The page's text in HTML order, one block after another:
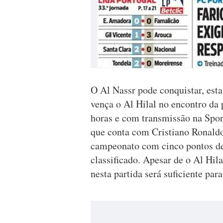
O Al Nassr pode conquistar,
vença o Al Hilal no encontro da
horas e com transmissão na
que conta com Cristiano
campeonato com cinco pontos
classificado. Apesar de o Al
nesta partida será suficiente